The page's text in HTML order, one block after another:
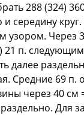
288 (324)
середину
Через
п.
далее
Средние 69
через 40 см
Для